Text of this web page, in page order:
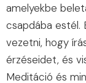
amelyekbe
csapdába estél.
vezetni, hogy
érzéseidet, és
Meditáció és